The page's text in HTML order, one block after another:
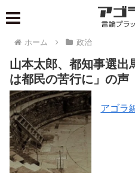
ホーム 政治
山本太郎、都知事選出
は都民の苦行に」の声
アゴラ